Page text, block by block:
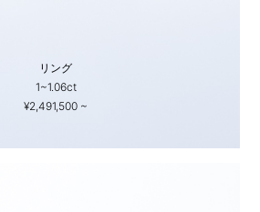
リング
1~1.06ct
¥2,491,500 ~